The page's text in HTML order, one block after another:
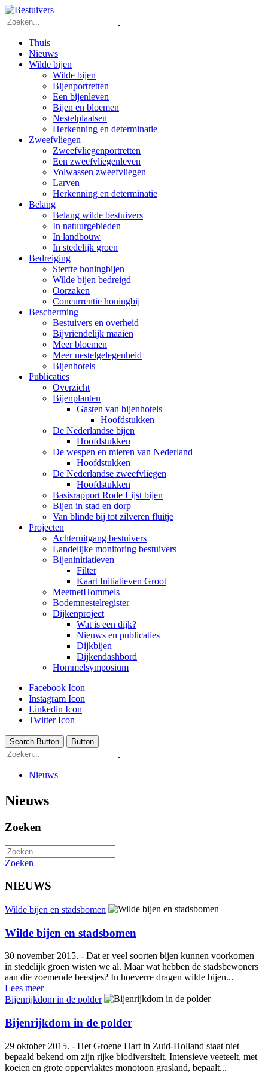
Thuis
Nieuws
Wilde bijen
Wilde bijen
Bijenportretten
Een bijenleven
Bijen en bloemen
Nestelplaatsen
Herkenning en determinatie
Zweefvliegen
Zweefvliegenportretten
Een zweefvliegenleven
Volwassen zweefvliegen
Larven
Herkenning en determinatie
Belang
Belang wilde bestuivers
In natuurgebieden
In landbouw
In stedelijk groen
Bedreiging
Sterfte honingbijen
Wilde bijen bedreigd
Oorzaken
Concurrentie honingbij
Bescherming
Bestuivers en overheid
Bijvriendelijk maaien
Meer bloemen
Meer nestelgelegenheid
Bijenhotels
Publicaties
Overzicht
Bijenplanten
Gasten van bijenhotels
Hoofdstukken
De Nederlandse bijen
Hoofdstukken
De wespen en mieren van Nederland
Hoofdstukken
De Nederlandse zweefvliegen
Hoofdstukken
Basisrapport Rode Lijst bijen
Bijen in stad en dorp
Van blinde bij tot zilveren fluitje
Projecten
Achteruitgang bestuivers
Landelijke monitoring bestuivers
Bijeninitiatieven
Filter
Kaart Initiatieven Groot
MeetnetHommels
Bodemnestelregister
Dijkenproject
Wat is een dijk?
Nieuws en publicaties
Dijkbijen
Dijkendashbord
Hommelsymposium
Facebook Icon
Instagram Icon
Linkedin Icon
Twitter Icon
Search Button Button
Nieuws
Nieuws
Zoeken
Zoeken
NIEUWS
Wilde bijen en stadsbomen
Wilde bijen en stadsbomen
30 november 2015. - Dat er veel soorten bijen kunnen voorkomen
in stedelijk groen wisten we al. Maar wat hebben de stadsbewoners
aan die zoemende beestjes? In hoeverre dragen wilde bijen...
Lees meer
Bijenrijkdom in de polder
Bijenrijkdom in de polder
29 oktober 2015. - Het Groene Hart in Zuid-Holland staat niet
bepaald bekend om zijn rijke biodiversiteit. Intensieve veeteelt, met
koeien en grote oppervlaktes monotoon grasland, bepaalt...